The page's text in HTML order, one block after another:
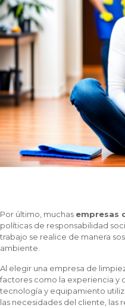
Por último, muchas empresas
políticas de responsabilidad
trabajo se realice de manera
ambiente.
Al elegir una empresa de
factores como la experiencia y
tecnología y equipamiento
las necesidades del cliente, las